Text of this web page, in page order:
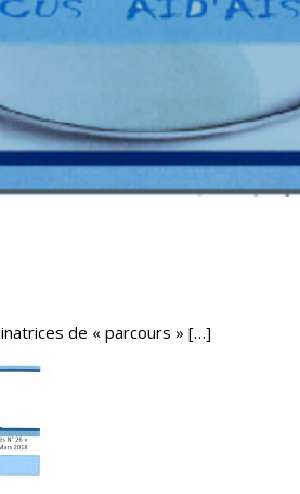
de « parcours » […]